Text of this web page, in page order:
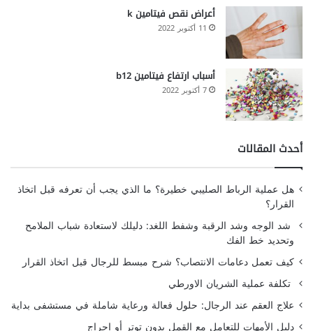
أعراض نقص فيتامين k
11 أكتوبر 2022
أسباب ارتفاع فيتامين b12
7 أكتوبر 2022
أحدث المقالات
هل عملية الرباط الصليبي خطيرة؟ ما الذي يجب أن تعرفه قبل اتخاذ
القرار؟
شد الوجه وشد الرقبة وشفط اللغد: دليلك لاستعادة شباب الملامح
وتحديد خط الفك
كيف تعمل دعامات الانتصاب؟ شرح مبسط للرجال قبل اتخاذ القرار
تكلفة عملية الشريان الاورطي
علاج العقم عند الرجال: حلول فعالة ورعاية شاملة في مستشفى بداية
دليل الأمهات للتعامل مع القمل بدون توتر أو إحراج